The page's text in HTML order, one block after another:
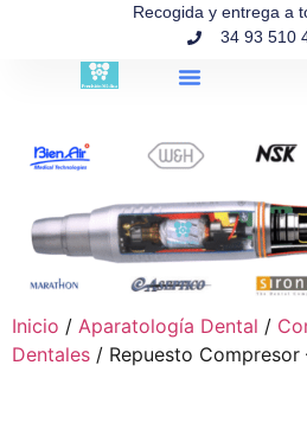
Recogida y entrega a
34 93 510
Inicio / Aparatología Dental /
Dentales / Repuesto